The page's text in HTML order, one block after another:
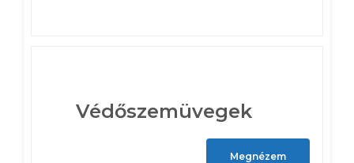
Védőszemüvegek
Megnézem